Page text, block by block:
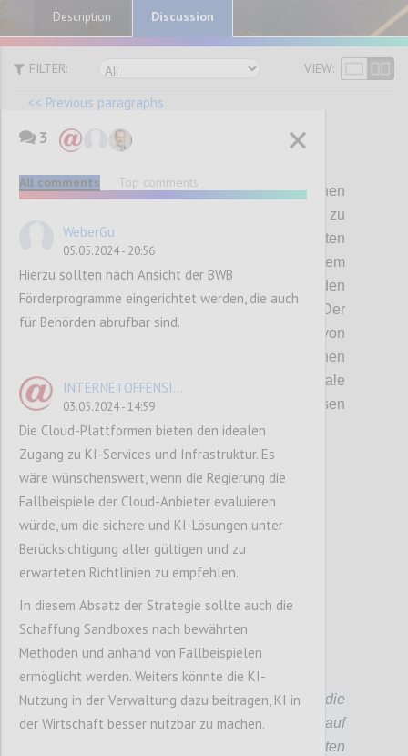
Description Discussion
FILTER: VIEW:
<< Previous paragraphs
Es ist sicherlich wichtig, diese rechtlichen
Rahmenbedingungen transparent zu
kommunizieren und einer breiten
Öffentlichkeit zugänglich zu machen, um dem
Bedürfnis nach Rechtssicherheit bei den
Marktteilnehmern nachzukommen. Der
regulatorische Rahmen für die Nutzung von
Daten besteht aber nicht nur aus rechtlichen
Regelwerken. Ethische Prinzipien und soziale
Aspekte bilden weitere Eckpfeiler, die diesen
Rahmen abstecken.
P88
Die Bundesregierung setzt sich für die
verstärkte Verankerung des Rechts auf
Selbstbestimmung über persönliche Daten
3
All comments Top comments
WeberGu
05.05.2024 - 20:56
Hierzu sollten nach Ansicht der BWB
Förderprogramme eingerichtet werden, die auch
für Behörden abrufbar sind.
INTERNETOFFENSI...
03.05.2024 - 14:59
Die Cloud-Plattformen bieten den idealen
Zugang zu KI-Services und Infrastruktur. Es
wäre wünschenswert, wenn die Regierung die
Fallbeispiele der Cloud-Anbieter evaluieren
würde, um die sichere und KI-Lösungen unter
Berücksichtigung aller gültigen und zu
erwarteten Richtlinien zu empfehlen.
In diesem Absatz der Strategie sollte auch die
Schaffung Sandboxes nach bewährten
Methoden und anhand von Fallbeispielen
ermöglicht werden. Weiters könnte die KI-
Nutzung in der Verwaltung dazu beitragen, KI in
der Wirtschaft besser nutzbar zu machen.